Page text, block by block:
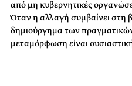
από μη κυβερνητικές
Όταν η αλλαγή συμβαίνει στη
δημιούργημα των
μεταμόρφωση είναι